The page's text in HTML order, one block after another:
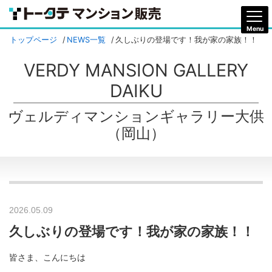
トップページ NEWS一覧 久しぶりの登場です！我が家の家族！！
ヴェルディマンションギャラリー大供
（岡山）
VERDY MANSION GALLERY
DAIKU
2026.05.09
久しぶりの登場です！我が家の家族！！
皆さま、こんにちは